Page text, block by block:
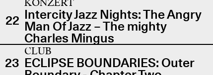
22 Intercity Jazz Nights: The Angry
Man Of Jazz – The mighty
Charles Mingus
23
CLUB
ECLIPSE BOUNDARIES: Outer